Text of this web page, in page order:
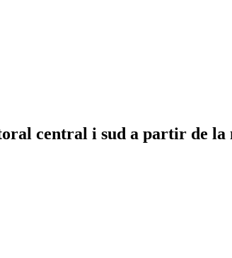
central i sud a partir de la